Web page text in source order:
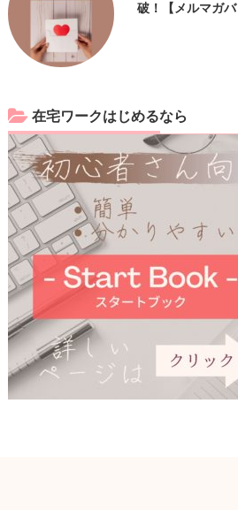
破！【メルマガバ
在宅ワークはじめるなら